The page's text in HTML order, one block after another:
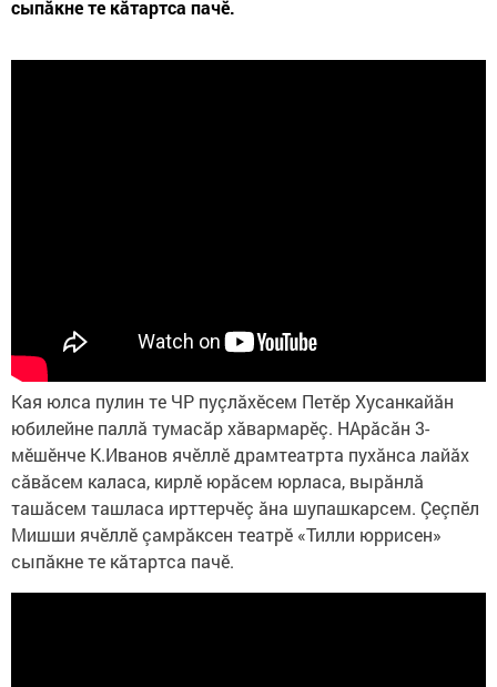
сыпăкне те кăтартса пачӗ.
Кая юлса пулин те ЧР пуçлăхӗсем Петӗр Хусанкайăн
юбилейне паллă тумасăр хăвармарӗç. НАрăсăн 3-
мӗшӗнче К.Иванов ячӗллӗ драмтеатрта пухăнса лайăх
сăвăсем каласа, кирлӗ юрăсем юрласа, вырăнлă
ташăсем ташласа ирттерчӗç ăна шупашкарсем. Çеçпӗл
Мишши ячӗллӗ çамрăксен театрӗ «Тилли юррисен»
сыпăкне те кăтартса пачӗ.